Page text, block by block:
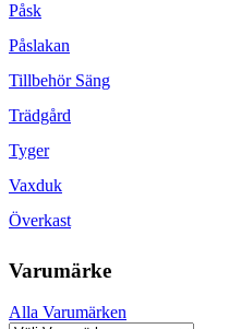
Påsk
Påslakan
Tillbehör Säng
Trädgård
Tyger
Vaxduk
Överkast
Varumärke
Alla Varumärken